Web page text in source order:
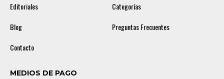
Editoriales
Categorías
Blog
Preguntas Frecuentes
Contacto
MEDIOS DE PAGO